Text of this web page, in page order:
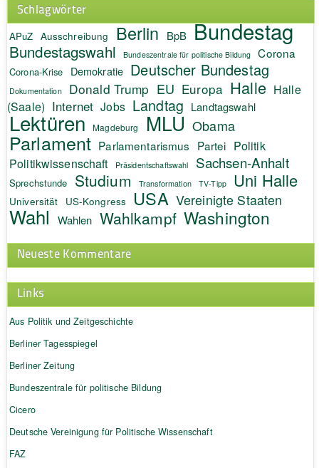
Schlagwörter
APuZ Ausschreibung Berlin BpB Bundestag
Bundestagswahl Bundeszentrale für politische Bildung Corona
Corona-Krise Demokratie Deutscher Bundestag
Dokumentation Donald Trump EU Europa Halle Halle
(Saale) Internet Jobs Landtag Landtagswahl
Lektüren Magdeburg MLU Obama
Parlament Parlamentarismus Partei Politik
Politikwissenschaft Präsidentschaftswahl Sachsen-Anhalt
Sprechstunde Studium Transformation TV-Tipp Uni Halle
Universität US-Kongress USA Vereinigte Staaten
Wahl Wahlen Wahlkampf Washington
Neueste Kommentare
Links
Aus Politik und Zeitgeschichte
Berliner Tagesspiegel
Berliner Zeitung
Bundeszentrale für politische Bildung
Cicero
Deutsche Vereinigung für Politische Wissenschaft
FAZ